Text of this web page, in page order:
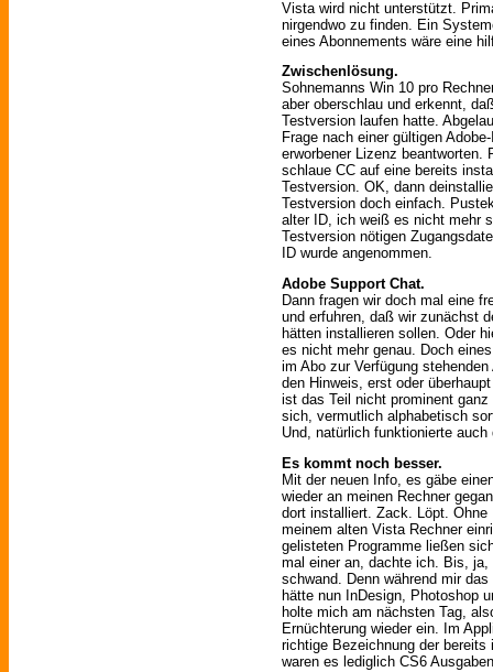
Vista wird nicht unterstützt.
nirgendwo zu finden. Ein
eines Abonnements wäre eine
Zwischenlösung.
Sohnemanns Win 10 pro
aber oberschlau und erkennt,
Testversion laufen hatte.
Frage nach einer gültigen
erworbener Lizenz
schlaue CC auf eine bereits
Testversion. OK, dann
Testversion doch einfach.
alter ID, ich weiß es nicht mehr
Testversion nötigen
ID wurde angenommen.
Adobe Support Chat.
Dann fragen wir doch mal eine
und erfuhren, daß wir zunächst
hätten installieren sollen. Oder
es nicht mehr genau. Doch
im Abo zur Verfügung
den Hinweis, erst oder
ist das Teil nicht prominent
sich, vermutlich alphabetisch
Und, natürlich funktionierte
Es kommt noch besser.
Mit der neuen Info, es gäbe
wieder an meinen Rechner
dort installiert. Zack. Löpt.
meinem alten Vista Rechner
gelisteten Programme ließen
mal einer an, dachte ich. Bis,
schwand. Denn während mir
hätte nun InDesign, Photoshop
holte mich am nächsten Tag,
Ernüchterung wieder ein. Im
richtige Bezeichnung der
waren es lediglich CS6